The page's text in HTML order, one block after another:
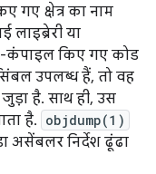
गए क्षेत्र का नाम
या
कंपाइल किए गए कोड
उपलब्ध हैं, तो वह
है. साथ ही, उस
है. objdump(1)
निर्देश ढूंढा